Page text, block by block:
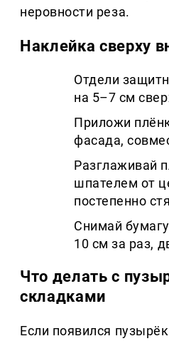
неровности реза.
Наклейка сверху
Отдели
на 5–7 см
Приложи
фасада,
Разглаживай
шпателем от
постепенно
Снимай
10 см за раз,
Что делать с
складками
Если появился